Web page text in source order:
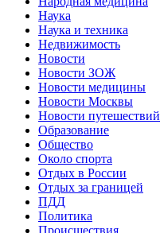
Наука
Наука и техника
Недвижимость
Новости
Новости ЗОЖ
Новости медицины
Новости Москвы
Новости путешествий
Образование
Общество
Около спорта
Отдых в России
Отдых за границей
ПДД
Политика
Происшествия